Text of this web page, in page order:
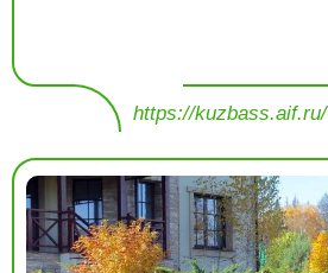
https://kuzbass.aif.ru/